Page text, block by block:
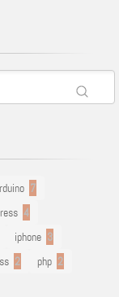
7
4
iphone 3
2 php 2